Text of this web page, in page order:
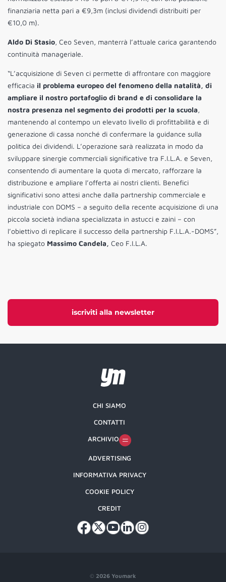
iscriviti alla newsletter
finanziaria netta pari a €9,3m (inclusi dividendi distribuiti per
€10,0 m).
Aldo Di Stasio, Ceo Seven, manterrà l’attuale carica garantendo
continuità manageriale.
“L’acquisizione di Seven ci permette di affrontare con maggiore
efficacia il problema europeo del fenomeno della natalità, di
ampliare il nostro portafoglio di brand e di consolidare la
nostra presenza nel segmento dei prodotti per la scuola,
mantenendo al contempo un elevato livello di profittabilità e di
generazione di cassa nonché di confermare la guidance sulla
politica dei dividendi. L’operazione sarà realizzata in modo da
sviluppare sinergie commerciali significative tra F.I.L.A. e Seven,
consentendo di aumentare la quota di mercato, rafforzare la
distribuzione e ampliare l’offerta ai nostri clienti. Benefici
significativi sono attesi anche dalla partnership commerciale e
industriale con DOMS – a seguito della recente acquisizione di una
piccola società indiana specializzata in astucci e zaini – con
l’obiettivo di replicare il successo della partnership F.I.L.A.-DOMS”,
ha spiegato Massimo Candela, Ceo F.I.L.A.
© 2026 Youmark
CHI SIAMO
CONTATTI
ARCHIVIO
ADVERTISING
INFORMATIVA PRIVACY
COOKIE POLICY
CREDIT